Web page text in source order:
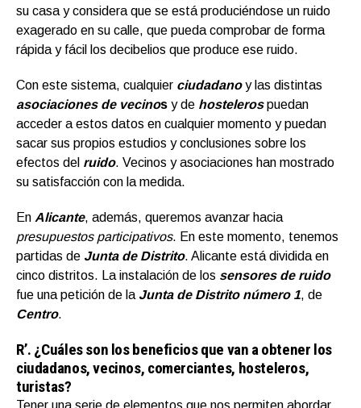
su casa y considera que se está produciéndose un ruido
exagerado en su calle, que pueda comprobar de forma
rápida y fácil los decibelios que produce ese ruido.
Con este sistema, cualquier ciudadanoy las distintas
asociaciones de vecinos y de hostelerospuedan
acceder a estos datos en cualquier momento y puedan
sacar sus propios estudios y conclusiones sobre los
efectos del ruido. Vecinos y asociaciones han mostrado
su satisfacción con la medida.
En Alicante, además, queremos avanzar hacia
presupuestos participativos. En este momento, tenemos
partidas de Junta de Distrito. Alicante está dividida en
cinco distritos. La instalación de los sensores de ruido
fue una petición de la Junta de Distrito número 1, de
Centro.
R’. ¿Cuáles son los beneficios que van a obtener los
ciudadanos, vecinos, comerciantes, hosteleros,
turistas?